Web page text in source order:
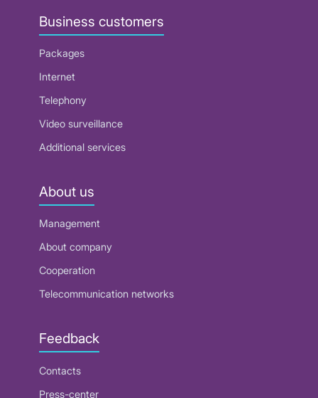
Business customers
Packages
Internet
Telephony
Video surveillance
Additional services
About us
Management
About company
Cooperation
Telecommunication networks
Feedback
Contacts
Press-center